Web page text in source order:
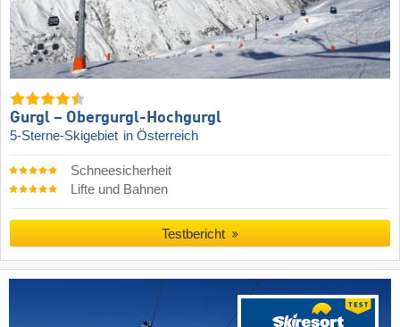
Gurgl – Obergurgl-Hochgurgl
5-Sterne-Skigebiet in Österreich
Schneesicherheit
Lifte und Bahnen
Testbericht